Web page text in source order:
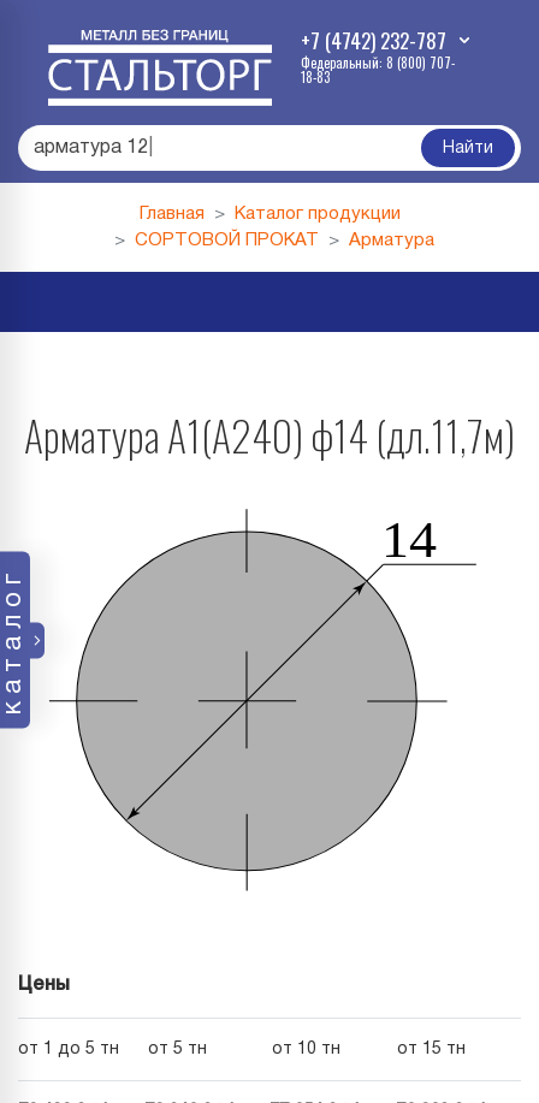
+7 (4742) 232-787
Федеральный: 8 (800) 707-
18-83
арматура Найти
каталог
Главная
Каталог продукции
СОРТОВОЙ ПРОКАТ
Арматура
Арматура А1(А240) ф14 (дл.11,7м)
Цены
от 1 до 5 тн от 5 тн от 10 тн от 15 тн